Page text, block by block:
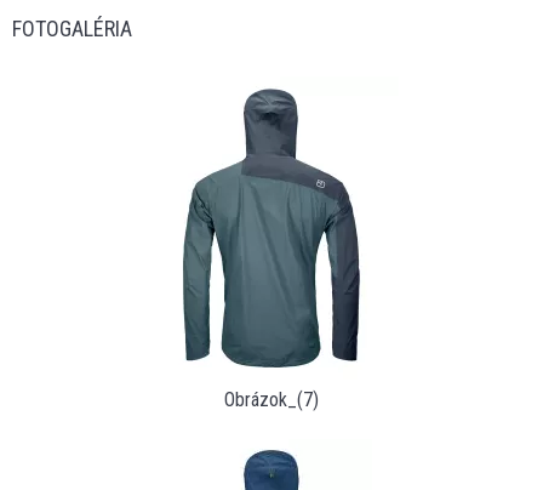
FOTOGALÉRIA
Obrázok_(7)